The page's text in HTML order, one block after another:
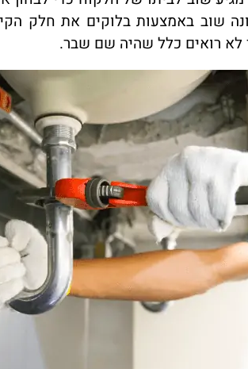
שוב באמצעות בלוקים את חלק
לא רואים כלל שהיה שם שבר.